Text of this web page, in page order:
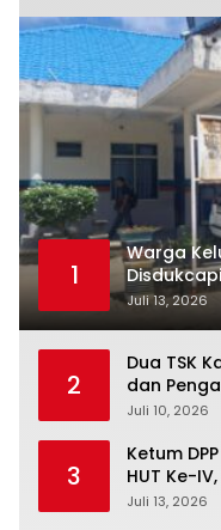
1
Warga
Juli 13, 2026
2
Dua TSK
dan
Reskrim
Juli 10, 2026
3
Ketum
HUT Ke-
Mitra
Juli 13, 2026